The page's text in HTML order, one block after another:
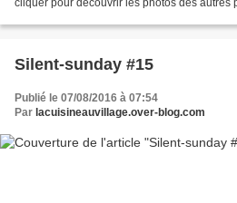
Silent-sunday #15
Publié le 07/08/2016 à 07:54
Par lacuisineauvillage.over-blog.com